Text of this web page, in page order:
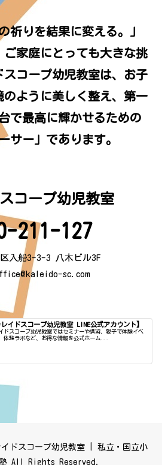
祈りを結果に変える。」
ご家庭にとっても大きな挑
スコープ幼児教室は、お子
のように美しく整え、第一
で最高に輝かせるための
サー」であります。
コープ幼児教室
211-127
入船3-3-3 八木ビル3F
sc.com
レイドスコープ幼児教室 LINE公式アカウント】
ドスコープ幼児教室ではセミナーや講習、親子で体験イベ
体験ラボなど、お得な情報を公式ホーム...
ドスコープ幼児教室 | 私立・国立小
塾 All Rights Reserved.